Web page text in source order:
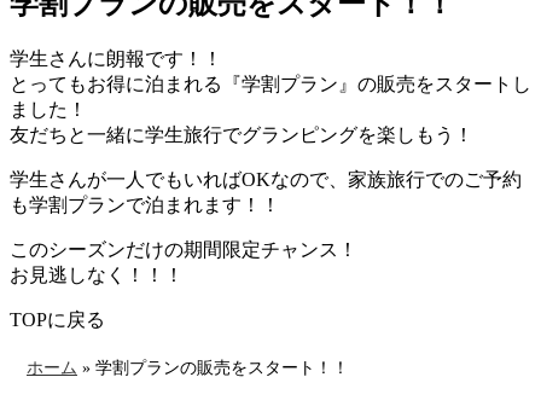
学生さんに朗報です！！
とってもお得に泊まれる『学割プラン』の販売をスタートし
ました！
友だちと一緒に学生旅行でグランピングを楽しもう！
学生さんが一人でもいればOKなので、家族旅行でのご予約
も学割プランで泊まれます！！
このシーズンだけの期間限定チャンス！
お見逃しなく！！！
TOPに戻る
ホーム » 学割プランの販売をスタート！！